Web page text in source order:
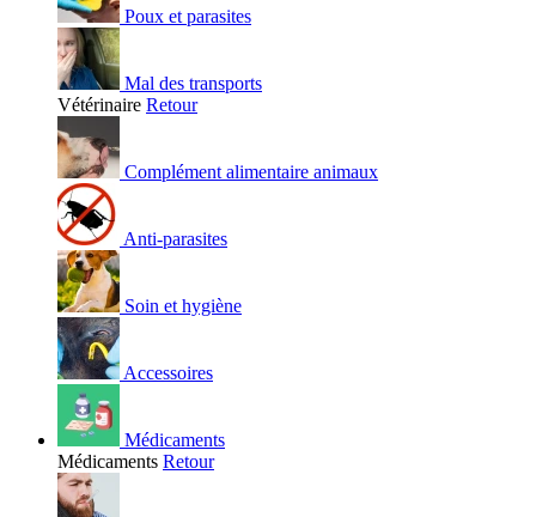
Poux et parasites
Mal des transports
Vétérinaire Retour
Complément alimentaire animaux
Anti-parasites
Soin et hygiène
Accessoires
Médicaments
Médicaments Retour